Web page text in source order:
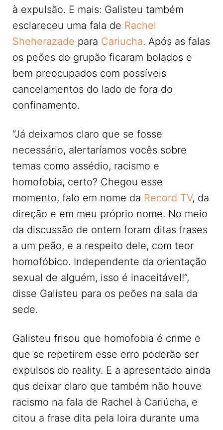
à expulsão. E mais: Galisteu também
esclareceu uma fala de Rachel
Sheherazade para Cariucha. Após as falas
os peões do grupão ficaram bolados e
bem preocupados com possíveis
cancelamentos do lado de fora do
confinamento.
“Já deixamos claro que se fosse
necessário, alertaríamos vocês sobre
temas como assédio, racismo e
homofobia, certo? Chegou esse
momento, falo em nome da Record TV, da
direção e em meu próprio nome. No meio
da discussão de ontem foram ditas frases
a um peão, e a respeito dele, com teor
homofóbico. Independente da orientação
sexual de alguém, isso é inaceitável!”,
disse Galisteu para os peões na sala da
sede.
Galisteu frisou que homofobia é crime e
que se repetirem esse erro poderão ser
expulsos do reality. E a apresentado ainda
qus deixar claro que também não houve
racismo na fala de Rachel à Cariúcha, e
citou a frase dita pela loira durante uma